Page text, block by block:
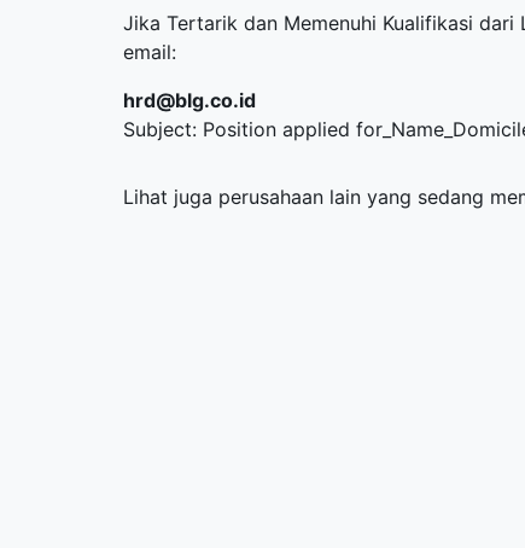
Jika Tertarik dan Memenuhi Kualifikasi
email:
hrd@blg.co.id
Subject: Position applied
Lihat juga perusahaan lain yang sedang